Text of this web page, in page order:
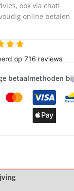
ook via chat!
online betalen
betaalmethoden